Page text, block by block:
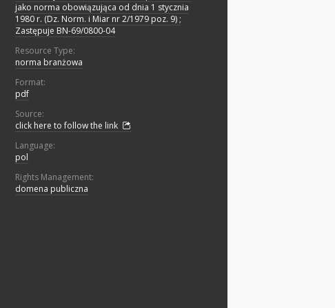
jako norma obowiązująca od dnia 1 stycznia
1980 r. (Dz. Norm. i Miar nr 2/1979 poz. 9) ;
Zastępuje BN-69/0800-04
Resource Type:
norma branżowa
Format:
pdf
Source:
click here to follow the link
Language:
pol
Rights Management:
domena publiczna